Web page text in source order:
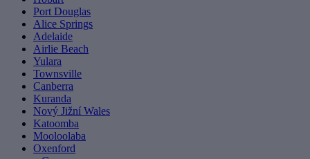
Port Douglas
Alice Springs
Adelaide
Airlie Beach
Yulara
Townsville
Canberra
Kuranda
Nový Jižní Wales
Katoomba
Mooloolaba
Oxenford